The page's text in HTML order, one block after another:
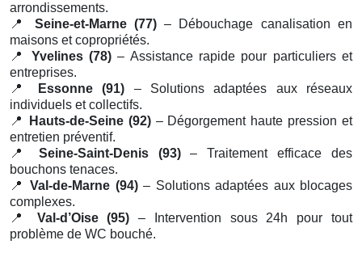
arrondissements.
📍
Seine-et-Marne (77)– Débouchage canalisation en
maisons et copropriétés.
📍
Yvelines (78) – Assistance rapide pour particuliers et
entreprises.
📍
Essonne (91) – Solutions adaptées aux réseaux
individuels et collectifs.
📍
Hauts-de-Seine (92)– Dégorgement haute pression et
entretien préventif.
📍
Seine-Saint-Denis (93)– Traitement efficace des
bouchons tenaces.
📍
Val-de-Marne (94)– Solutions adaptées aux blocages
complexes.
📍
Val-d’Oise (95) – Intervention sous 24h pour tout
problème de WC bouché.